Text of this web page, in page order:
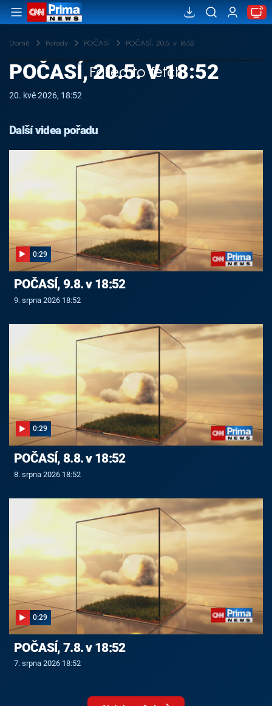
Domů Pořady POČASÍ POČASÍ, 20.5. v 18:52
Failed to fetch
POČASÍ, 20.5. V 18:52
20. kvě 2026, 18:52
Další videa pořadu
0:29
POČASÍ, 9.8. v 18:52
9. srpna 2026 18:52
0:29
POČASÍ, 8.8. v 18:52
8. srpna 2026 18:52
0:29
POČASÍ, 7.8. v 18:52
7. srpna 2026 18:52